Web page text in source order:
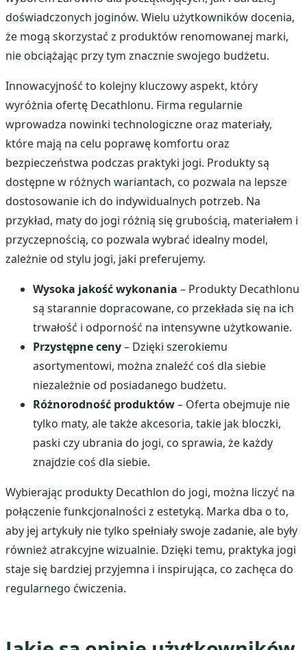
doświadczonych joginów. Wielu użytkowników docenia,
że mogą skorzystać z produktów renomowanej marki,
nie obciążając przy tym znacznie swojego budżetu.
Innowacyjność to kolejny kluczowy aspekt, który
wyróżnia ofertę Decathlonu. Firma regularnie
wprowadza nowinki technologiczne oraz materiały,
które mają na celu poprawę komfortu oraz
bezpieczeństwa podczas praktyki jogi. Produkty są
dostępne w różnych wariantach, co pozwala na lepsze
dostosowanie ich do indywidualnych potrzeb. Na
przykład, maty do jogi różnią się grubością, materiałem i
przyczepnością, co pozwala wybrać idealny model,
zależnie od stylu jogi, jaki preferujemy.
Wysoka jakość wykonania – Produkty Decathlonu
są starannie dopracowane, co przekłada się na ich
trwałość i odporność na intensywne użytkowanie.
Przystępne ceny– Dzięki szerokiemu
asortymentowi, można znaleźć coś dla siebie
niezależnie od posiadanego budżetu.
Różnorodność produktów– Oferta obejmuje nie
tylko maty, ale także akcesoria, takie jak bloczki,
paski czy ubrania do jogi, co sprawia, że każdy
znajdzie coś dla siebie.
Wybierając produkty Decathlon do jogi, można liczyć na
połączenie funkcjonalności z estetyką. Marka dba o to,
aby jej artykuły nie tylko spełniały swoje zadanie, ale były
również atrakcyjne wizualnie. Dzięki temu, praktyka jogi
staje się bardziej przyjemna i inspirująca, co zachęca do
regularnego ćwiczenia.